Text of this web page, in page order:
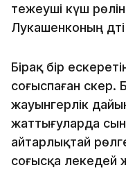
тежеуші күш
Лукашенконың
Бірақ бір
соғыспаған әскер.
жауынгерлік
жаттығуларда
айтарлықтай
соғысқа әлекедей